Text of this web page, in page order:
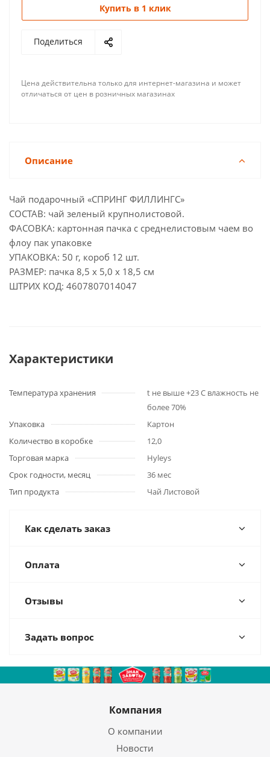
Купить в 1 клик
Поделиться
Цена действительна только для интернет-магазина и может
отличаться от цен в розничных магазинах
Описание
Чай подарочный «СПРИНГ ФИЛЛИНГС»
СОСТАВ: чай зеленый крупнолистовой.
ФАСОВКА: картонная пачка с среднелистовым чаем во
флоу пак упаковке
УПАКОВКА: 50 г, короб 12 шт.
РАЗМЕР: пачка 8,5 х 5,0 х 18,5 см
ШТРИХ КОД: 4607807014047
Характеристики
Температура хранения
t не выше +23 C влажность не
более 70%
Упаковка
Картон
Количество в коробке
12,0
Торговая марка
Hyleys
Срок годности, месяц
36 мес
Тип продукта
Чай Листовой
Как сделать заказ
Оплата
Отзывы
Задать вопрос
Компания
О компании
Новости